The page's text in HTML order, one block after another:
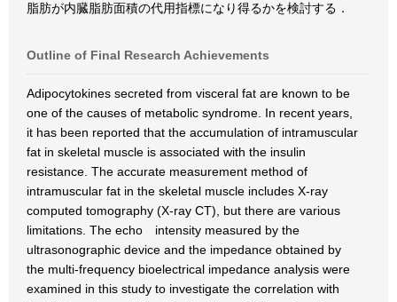
脂肪が内臓脂肪面積の代用指標になり得るかを検討する．
Outline of Final Research Achievements
Adipocytokines secreted from visceral fat are known to be
one of the causes of metabolic syndrome. In recent years,
it has been reported that the accumulation of intramuscular
fat in skeletal muscle is associated with the insulin
resistance. The accurate measurement method of
intramuscular fat in the skeletal muscle includes X-ray
computed tomography (X-ray CT), but there are various
limitations. The echo intensity measured by the
ultrasonographic device and the impedance obtained by
the multi-frequency bioelectrical impedance analysis were
examined in this study to investigate the correlation with